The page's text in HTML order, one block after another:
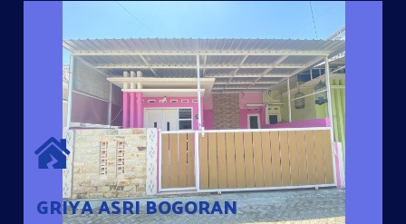
GRIYA ASRI BOGORAN
GRIYA ASRI BOGORAN
Desain Modern Minimalis dengan Konsep Rumah Pintar
Sehingga Memudahkan Penghuni mengakses rumahnya
dengan Ponsel